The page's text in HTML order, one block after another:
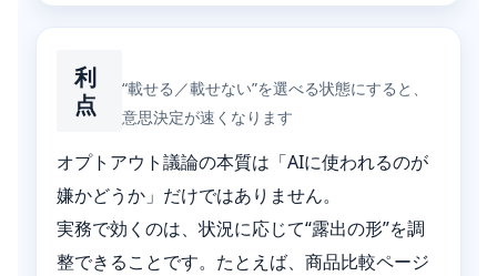
利
点
“載せる／載せない”を選べる状態にすると、
意思決定が速くなります
オプトアウト議論の本質は「AIに使われるのが
嫌かどうか」だけではありません。
実務で効くのは、状況に応じて“露出の形”を調
整できることです。たとえば、商品比較ページ